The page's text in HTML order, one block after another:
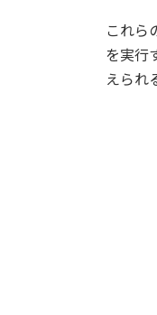
これら
を実行
えられ